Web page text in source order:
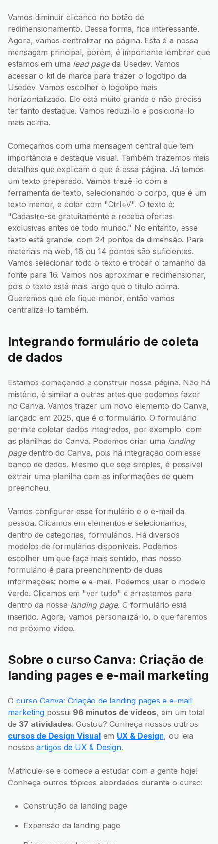
Vamos diminuir clicando no botão de
redimensionamento. Dessa forma, fica interessante.
Agora, vamos centralizar na página. Esta é a nossa
mensagem principal, porém, é importante lembrar que
estamos em uma lead pageda Usedev. Vamos
acessar o kit de marca para trazer o logotipo da
Usedev. Vamos escolher o logotipo mais
horizontalizado. Ele está muito grande e não precisa
ter tanto destaque. Vamos reduzi-lo e posicioná-lo
mais acima.
Começamos com uma mensagem central que tem
importância e destaque visual. Também trazemos mais
detalhes que explicam o que é essa página. Já temos
um texto preparado. Vamos trazê-lo com a
ferramenta de texto, selecionando o corpo, que é um
texto menor, e colar com "Ctrl+V". O texto é:
"Cadastre-se gratuitamente e receba ofertas
exclusivas antes de todo mundo." No entanto, esse
texto está grande, com 24 pontos de dimensão. Para
materiais na web, 16 ou 14 pontos são suficientes.
Vamos selecionar todo o texto e trocar o tamanho da
fonte para 16. Vamos nos aproximar e redimensionar,
pois o texto está mais largo que o título acima.
Queremos que ele fique menor, então vamos
centralizá-lo também.
Integrando formulário de coleta
de dados
Estamos começando a construir nossa página. Não há
mistério, é similar a outras artes que podemos fazer
no Canva. Vamos trazer um novo elemento do Canva,
lançado em 2025, que é o formulário. O formulário
permite coletar dados integrados, por exemplo, com
as planilhas do Canva. Podemos criar uma landing
pagedentro do Canva, pois há integração com esse
banco de dados. Mesmo que seja simples, é possível
extrair uma planilha com as informações de quem
preencheu.
Vamos configurar esse formulário e o e-mail da
pessoa. Clicamos em elementos e selecionamos,
dentro de categorias, formulários. Há diversos
modelos de formulários disponíveis. Podemos
escolher um que faça mais sentido, mas nosso
formulário é para preenchimento de duas
informações: nome e e-mail. Podemos usar o modelo
verde. Clicamos em "ver tudo" e arrastamos para
dentro da nossa landing page. O formulário está
inserido. Agora, vamos personalizá-lo, o que faremos
no próximo vídeo.
Sobre o curso Canva: Criação de
landing pages e e-mail marketing
O curso Canva: Criação de landing pages e e-mail
marketing possui 96 minutos de vídeos, em um total
de 37 atividades. Gostou? Conheça nossos outros
cursos de Design Visual em UX & Design, ou leia
nossos artigos de UX & Design.
Matricule-se e comece a estudar com a gente hoje!
Conheça outros tópicos abordados durante o curso:
Construção da landing page
Expansão da landing page